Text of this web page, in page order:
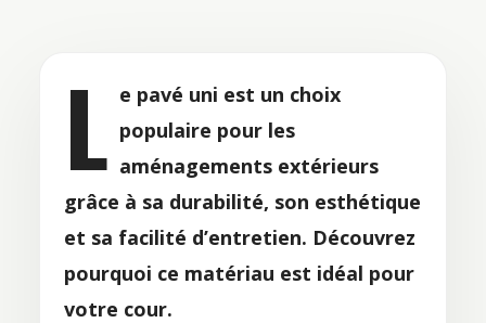
L e pavé uni est un choix
populaire pour les
aménagements extérieurs
grâce à sa durabilité, son esthétique
et sa facilité d’entretien. Découvrez
pourquoi ce matériau est idéal pour
votre cour.